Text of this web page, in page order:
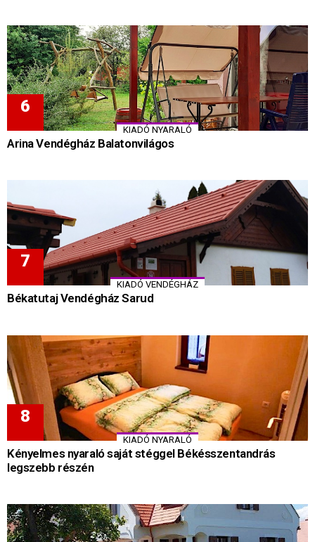
KIADÓ NYARALÓ
Arina Vendégház Balatonvilágos
KIADÓ VENDÉGHÁZ
Békatutaj Vendégház Sarud
KIADÓ NYARALÓ
Kényelmes nyaraló saját stéggel Békésszentandrás
legszebb részén